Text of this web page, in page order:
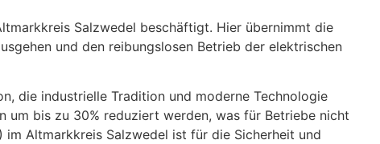
Salzwedel beschäftigt. Hier übernimmt die
und den reibungslosen Betrieb der elektrischen
die industrielle Tradition und moderne Technologie
um bis zu 30% reduziert werden, was für Betriebe nicht
Altmarkkreis Salzwedel ist für die Sicherheit und